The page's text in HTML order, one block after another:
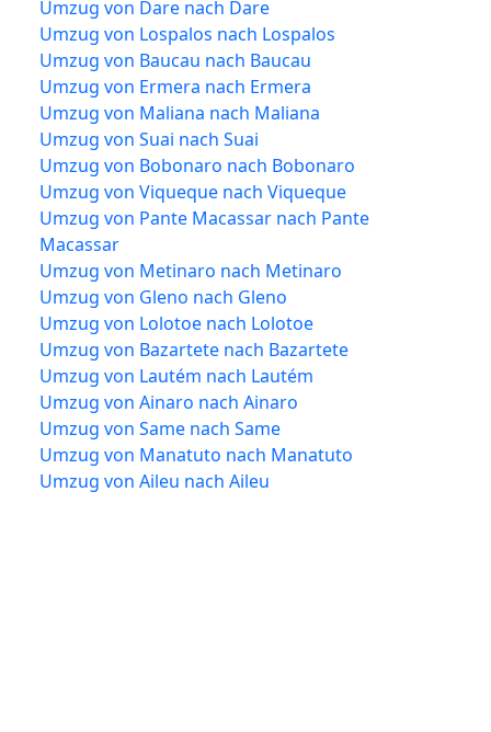
Umzug von Dare nach Dare
Umzug von Lospalos nach Lospalos
Umzug von Baucau nach Baucau
Umzug von Ermera nach Ermera
Umzug von Maliana nach Maliana
Umzug von Suai nach Suai
Umzug von Bobonaro nach Bobonaro
Umzug von Viqueque nach Viqueque
Umzug von Pante Macassar nach Pante
Macassar
Umzug von Metinaro nach Metinaro
Umzug von Gleno nach Gleno
Umzug von Lolotoe nach Lolotoe
Umzug von Bazartete nach Bazartete
Umzug von Lautém nach Lautém
Umzug von Ainaro nach Ainaro
Umzug von Same nach Same
Umzug von Manatuto nach Manatuto
Umzug von Aileu nach Aileu